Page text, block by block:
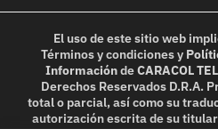
El uso de este sitio web
Términos y condicionesy
InformacióndeCARACOL
Derechos Reservados D.R.A.
total o parcial, así como su
autorización escrita de su